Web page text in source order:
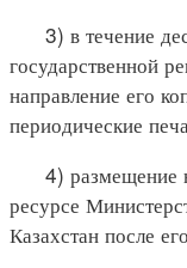
3) в течение
государственной
направление его
периодические
4) размещение
ресурсе
Казахстан после